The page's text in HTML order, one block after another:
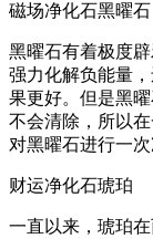
磁场净化石黑曜石
黑曜石有着极度
强力化解负能量
果更好。但是黑
不会清除，所以
对黑曜石进行一
财运净化石琥珀
一直以来，琥珀